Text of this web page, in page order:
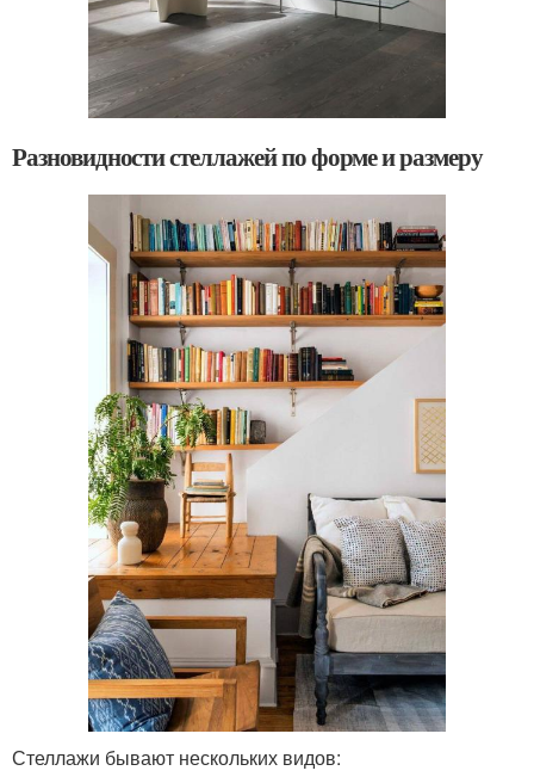
Разновидности стеллажей по форме и размеру
Стеллажи бывают нескольких видов: